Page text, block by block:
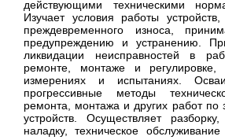
действующими техническими
Изучает условия работы
преждевременного износа,
предупреждению и устранению.
ликвидации неисправностей в
ремонте, монтаже и регулировке,
измерениях и испытаниях.
прогрессивные методы
ремонта, монтажа и других работ по
устройств. Осуществляет
наладку, техническое обслуживание